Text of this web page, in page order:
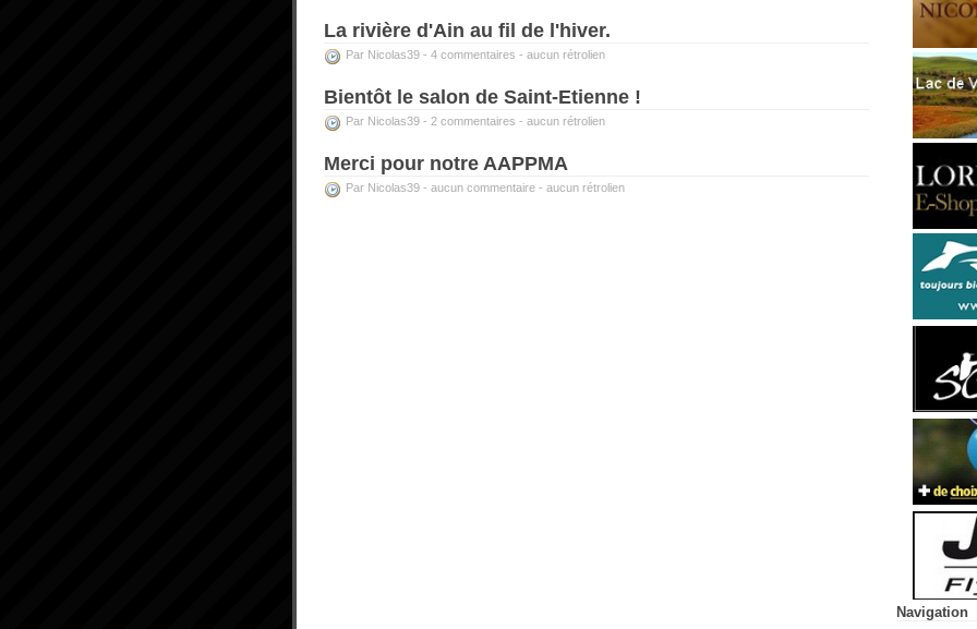
La rivière d'Ain au fil de l'hiver.
Par Nicolas39 - 4 commentaires - aucun rétrolien
Bientôt le salon de Saint-Etienne !
Par Nicolas39 - 2 commentaires - aucun rétrolien
Merci pour notre AAPPMA
Par Nicolas39 - aucun commentaire - aucun rétrolien
Navigation